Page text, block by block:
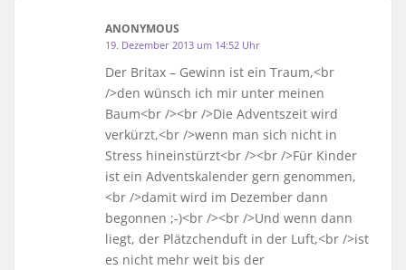
ANONYMOUS
19. Dezember 2013 um 14:52 Uhr
Der Britax – Gewinn ist ein Traum,<br
/>den wünsch ich mir unter meinen
Baum<br /><br />Die Adventszeit wird
verkürzt,<br />wenn man sich nicht in
Stress hineinstürzt<br /><br />Für Kinder
ist ein Adventskalender gern genommen,
<br />damit wird im Dezember dann
begonnen ;-)<br /><br />Und wenn dann
liegt, der Plätzchenduft in der Luft,<br />ist
es nicht mehr weit bis der